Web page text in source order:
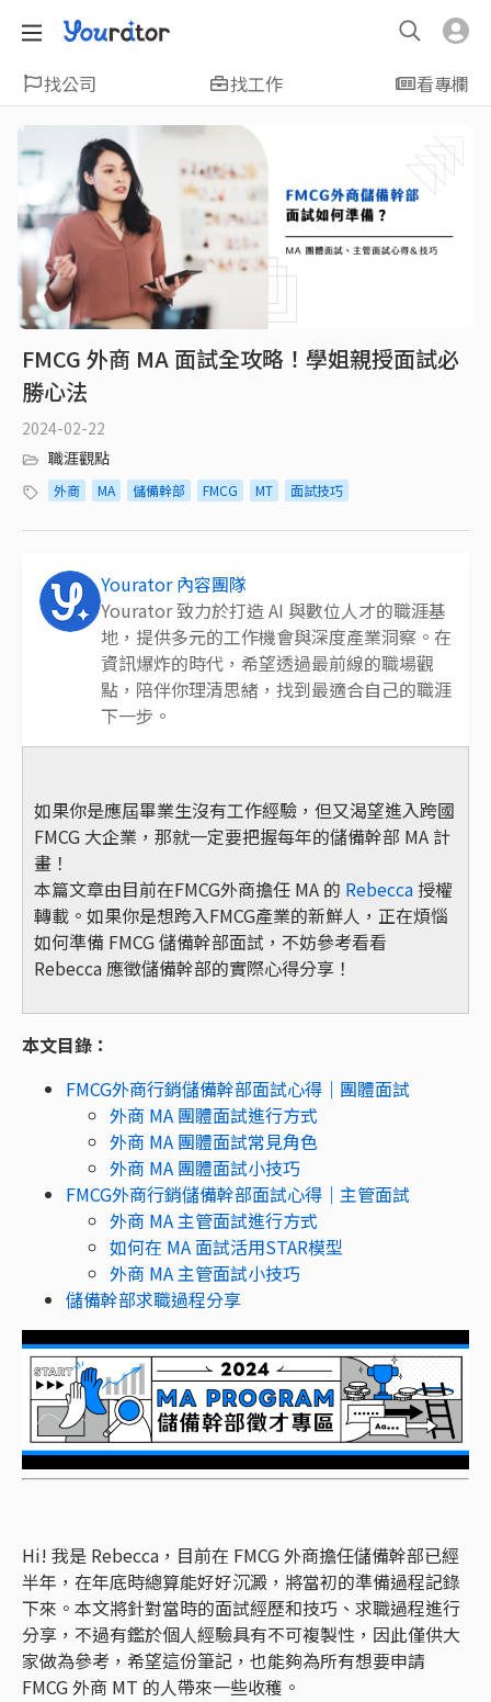
找公司 找工作 看專欄
FMCG 外商 MA 面試全攻略！學姐親授面試必
勝心法
2024-02-22
職涯觀點
外商 MA 儲備幹部 FMCG MT 面試技巧
Yourator 內容團隊
Yourator 致力於打造 AI 與數位人才的職涯基
地，提供多元的工作機會與深度產業洞察。在
資訊爆炸的時代，希望透過最前線的職場觀
點，陪伴你理清思緒，找到最適合自己的職涯
下一步。
如果你是應屆畢業生沒有工作經驗，但又渴望進入跨國
FMCG 大企業，那就一定要把握每年的儲備幹部 MA 計
畫！
本篇文章由目前在FMCG外商擔任 MA 的 Rebecca授權
轉載。如果你是想跨入FMCG產業的新鮮人，正在煩惱
如何準備 FMCG 儲備幹部面試，不妨參考看看
Rebecca 應徵儲備幹部的實際心得分享！
本文目錄：
FMCG外商行銷儲備幹部面試心得｜團體面試
外商 MA 團體面試進行方式
外商 MA 團體面試常見角色
外商 MA 團體面試小技巧
FMCG外商行銷儲備幹部面試心得｜主管面試
外商 MA 主管面試進行方式
如何在 MA 面試活用STAR模型
外商 MA 主管面試小技巧
儲備幹部求職過程分享
Hi! 我是 Rebecca，目前在 FMCG 外商擔任儲備幹部已經
半年，在年底時總算能好好沉澱，將當初的準備過程記錄
下來。本文將針對當時的面試經歷和技巧、求職過程進行
分享，不過有鑑於個人經驗具有不可複製性，因此僅供大
家做為參考，希望這份筆記，也能夠為所有想要申請
FMCG 外商 MT 的人帶來一些收穫。